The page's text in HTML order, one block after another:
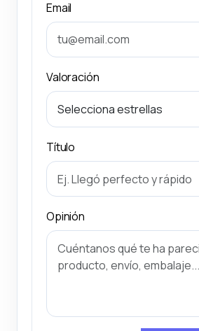
Email
Valoración
Título
Opinión